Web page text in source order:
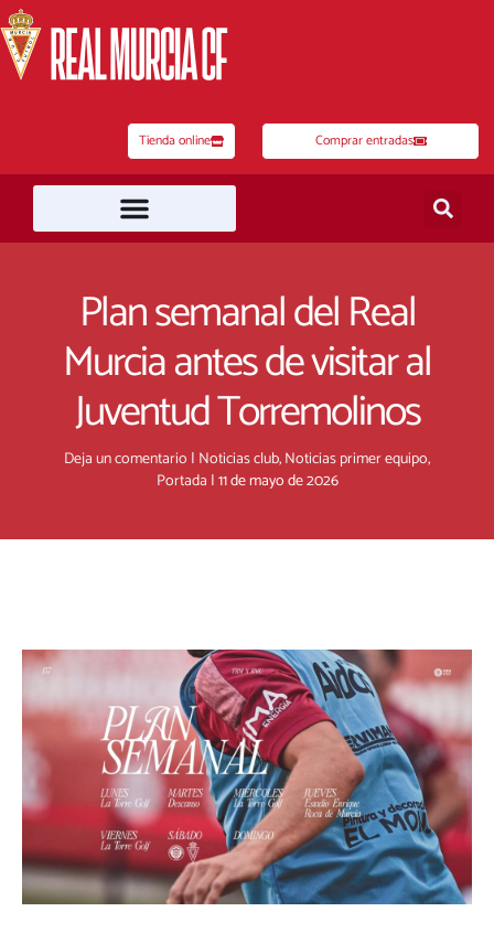
al
contenido
Tienda online Comprar entradas
Plan semanal del Real
Murcia antes de visitar al
Juventud Torremolinos
Deja un comentario | Noticias club,Noticias primer equipo,
Portada |11 de mayo de 2026